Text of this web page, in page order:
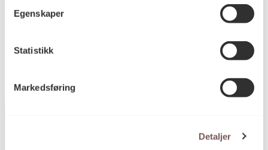
Egenskaper
Statistikk
Markedsføring
Detaljer